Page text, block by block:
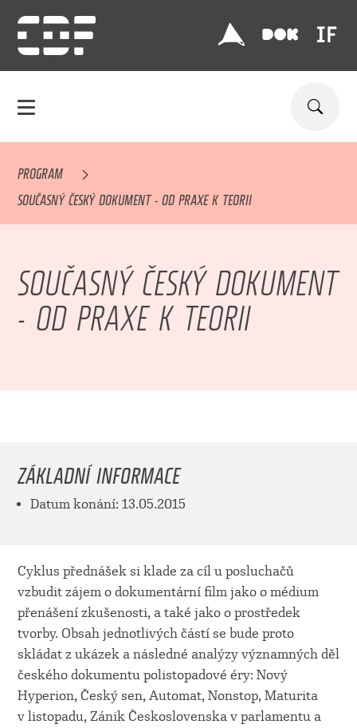
PROGRAM
SOUČASNÝ ČESKÝ DOKUMENT - OD PRAXE K TEORII
SOUČASNÝ ČESKÝ DOKUMENT
- OD PRAXE K TEORII
ZÁKLADNÍ INFORMACE
Datum konání: 13.05.2015
Cyklus přednášek si klade za cíl u posluchačů
vzbudit zájem o dokumentární film jako o médium
přenášení zkušenosti, a také jako o prostředek
tvorby. Obsah jednotlivých částí se bude proto
skládat z ukázek a následné analýzy významných děl
českého dokumentu polistopadové éry: Nový
Hyperion, Český sen, Automat, Nonstop, Maturita
v listopadu, Zánik Československa v parlamentu a